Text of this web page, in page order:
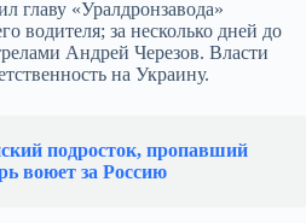
главу «Уралдронзавода»
водителя; за несколько дней до
Андрей Черезов. Власти
на Украину.
подросток, пропавший
воюет за Россию